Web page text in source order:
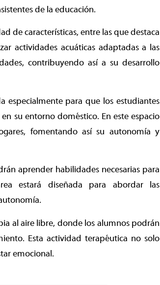
de la educación.
de características, entre las que destaca
actividades acuáticas adaptadas a las
contribuyendo así a su desarrollo
especialmente para que los estudiantes
su entorno doméstico. En este espacio
fomentando así su autonomía y
aprender habilidades necesarias para
estará diseñada para abordar las
al aire libre, donde los alumnos podrán
Esta actividad terapéutica no solo
emocional.